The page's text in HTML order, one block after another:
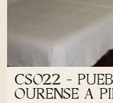
CS022 -
OURENSE A